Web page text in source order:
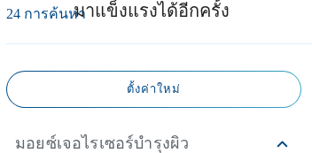
หน้า
ผลิตภัณฑ์ทำความสะอาดผิว
กาย
มอยซ์เจอไรเซอร์ & เซรั่ม
แคร์
ในวันที่ฤดูฝุ่นครองเมือง
ตัวช่วยดูแลผิวหน้าให้สะอา
หมดจดจาก PM2.5
บอกลา 5 สัญญาณผิวแพ้ง่าย
มาแข็งแรงได้อีกครั้ง
24 การค้นหา
ตั้งค่าใหม่
มอยซ์เจอไรเซอร์บำรุงผิว